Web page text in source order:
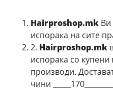
Hairproshop.mkВи
испорака на сите
2. Hairproshop.mk
испорака со купени
производи.
чини